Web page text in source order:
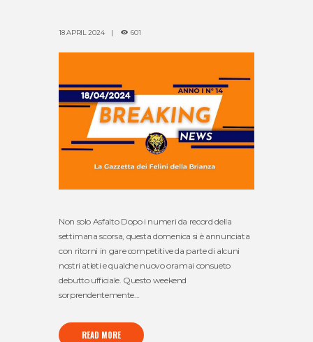
18 APRIL 2024 601
Non solo Asfalto Dopo i numeri da record della
settimana scorsa, questa domenica si è annunciata
con ritorni in gare competitive da parte di alcuni
nostri atleti e qualche nuovo oramai consueto
debutto ufficiale. Questo weekend
sorprendentemente...
READ MORE